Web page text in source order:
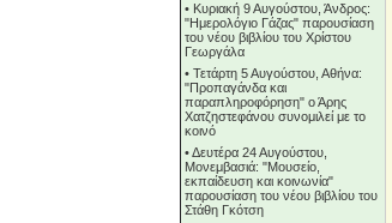
• Κυριακή 9 Αυγούστου, Άνδρος:
"Ημερολόγιο Γάζας" παρουσίαση
του νέου βιβλίου του Χρίστου
Γεωργάλα
• Τετάρτη 5 Αυγούστου, Αθήνα:
"Προπαγάνδα και
παραπληροφόρηση" ο Άρης
Χατζηστεφάνου συνομιλεί με το
κοινό
•Δευτέρα 24 Αυγούστου,
Μονεμβασιά: "Μουσείο,
εκπαίδευση και κοινωνία"
παρουσίαση του νέου βιβλίου του
Στάθη Γκότση